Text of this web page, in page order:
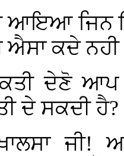
ਆਇਆ ਜਿਨ
ਐਸਾ ਕਦੇ
ਦੇਣੋ ਆਪ
ਦੇ ਸਕਦੀ ਹੈ?